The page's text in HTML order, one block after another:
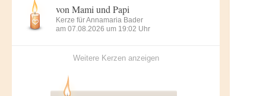
von Mami und Papi
Kerze für Annamaria Bader
am 07.08.2026 um 19:02 Uhr
Weitere Kerzen anzeigen